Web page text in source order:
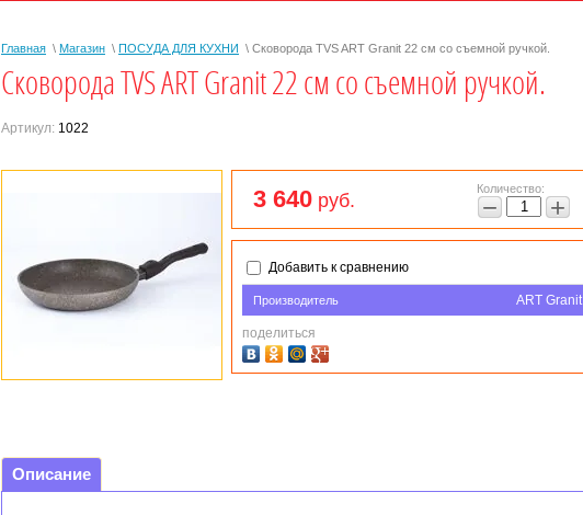
Главная \ Магазин \ ПОСУДА ДЛЯ КУХНИ \ Сковорода TVS ART Granit 22 см со съемной ручкой.
Сковорода TVS ART Granit 22 см со съемной ручкой.
Артикул: 1022
3 640 руб.
Количество:
− +
Добавить к сравнению
Производитель ART Granit
поделиться
Описание